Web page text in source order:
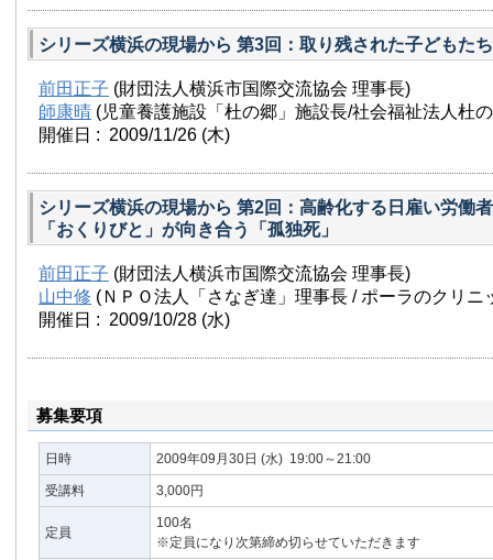
シリーズ横浜の現場から 第3回：取り残された子どもたち
前田正子 (財団法人横浜市国際交流協会 理事長)
師康晴 (児童養護施設「杜の郷」施設長/社会福祉法人杜
開催日 : 2009/11/26 (木)
シリーズ横浜の現場から 第2回：高齢化する日雇い労働
「おくりびと」が向き合う「孤独死」
前田正子 (財団法人横浜市国際交流協会 理事長)
山中修 (ＮＰＯ法人「さなぎ達」理事長 / ポーラのクリニ
開催日 : 2009/10/28 (水)
募集要項
日時 2009年09月30日 (水) 19:00～21:00
受講料 3,000円
定員
100名
※定員になり次第締め切らせていただきます